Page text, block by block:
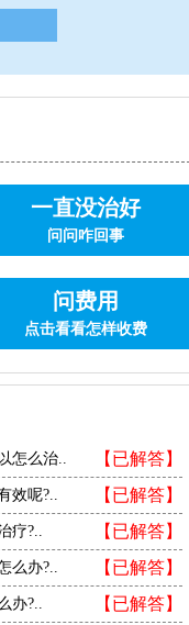
一直没治好
问问咋回事
问费用
点击看看怎样收费
【已解答】
怎么治..
【已解答】
效呢?..
【已解答】
疗?..
【已解答】
么办?..
【已解答】
办?..